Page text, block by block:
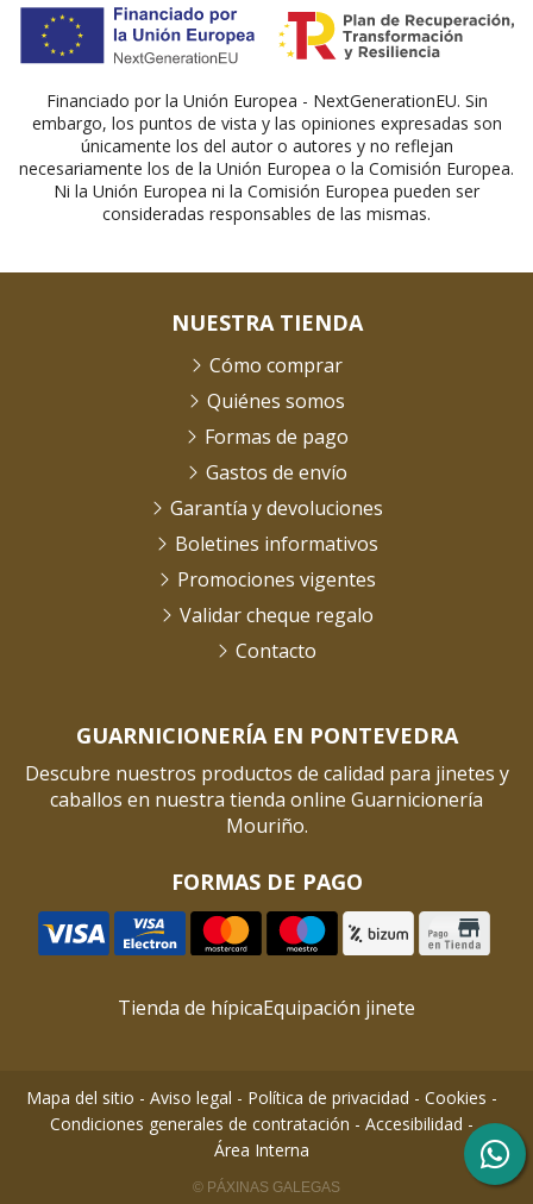
Financiado por la Unión Europea - NextGenerationEU. Sin
embargo, los puntos de vista y las opiniones expresadas son
únicamente los del autor o autores y no reflejan
necesariamente los de la Unión Europea o la Comisión Europea.
Ni la Unión Europea ni la Comisión Europea pueden ser
consideradas responsables de las mismas.
GUARNICIONERÍA EN PONTEVEDRA
Descubre nuestros productos de calidad para jinetes y
caballos en nuestra tienda online Guarnicionería
Mouriño.
FORMAS DE PAGO
NUESTRA TIENDA
Cómo comprar
Quiénes somos
Formas de pago
Gastos de envío
Garantía y devoluciones
Boletines informativos
Promociones vigentes
Validar cheque regalo
Contacto
Tienda de hípicaEquipación jinete
Mapa del sitio - Aviso legal - Política de privacidad - Cookies -
Condiciones generales de contratación - Accesibilidad -
Área Interna
© PÁXINAS GALEGAS